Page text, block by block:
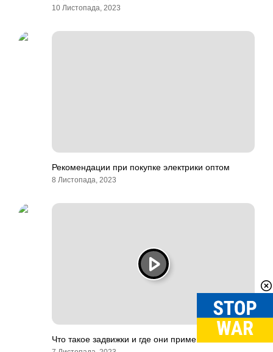
10 Листопада, 2023
Рекомендации при покупке электрики оптом
8 Листопада, 2023
Что такое задвижки и где они применяются?